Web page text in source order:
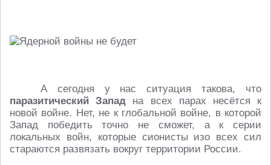
А сегодня у нас ситуация такова, что
паразитический Запад на всех парах несётся к
новой войне. Нет, не к глобальной войне, в которой
Запад победить точно не сможет, а к серии
локальных войн, которые сионисты изо всех сил
стараются развязать вокруг территории России.